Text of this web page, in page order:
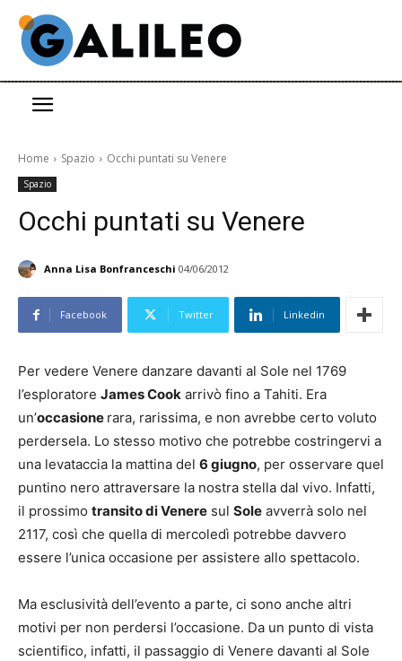
Home Spazio Occhi puntati su Venere
Spazio
Occhi puntati su Venere
Anna Lisa Bonfranceschi 04/06/2012
Facebook Twitter Linkedin
Per vedere Venere danzare davanti al Sole nel 1769
l’esploratore James Cook arrivò fino a Tahiti. Era
un’occasione rara, rarissima, e non avrebbe certo voluto
perdersela. Lo stesso motivo che potrebbe costringervi a
una levataccia la mattina del 6 giugno, per osservare quel
puntino nero attraversare la nostra stella dal vivo. Infatti,
il prossimo transito di Venere sul Sole avverrà solo nel
2117, così che quella di mercoledì potrebbe davvero
essere l’unica occasione per assistere allo spettacolo.
Ma esclusività dell’evento a parte, ci sono anche altri
motivi per non perdersi l’occasione. Da un punto di vista
scientifico, infatti, il passaggio di Venere davanti al Sole